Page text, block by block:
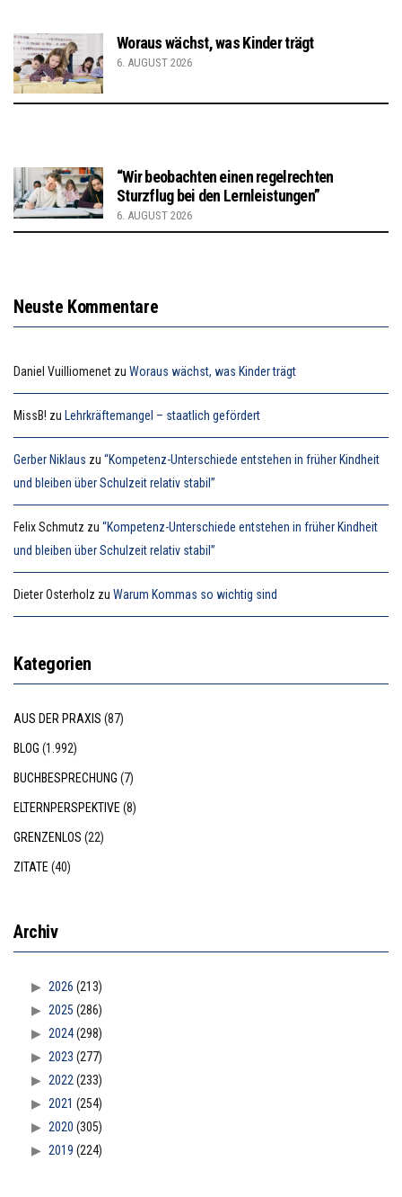
Woraus wächst, was Kinder trägt
6. AUGUST 2026
“Wir beobachten einen regelrechten
Sturzflug bei den Lernleistungen”
6. AUGUST 2026
Neuste Kommentare
Daniel Vuilliomenet zu Woraus wächst, was Kinder trägt
MissB! zu Lehrkräftemangel – staatlich gefördert
Gerber Niklaus zu “Kompetenz-Unterschiede entstehen in früher Kindheit
und bleiben über Schulzeit relativ stabil”
Felix Schmutz zu “Kompetenz-Unterschiede entstehen in früher Kindheit
und bleiben über Schulzeit relativ stabil”
Dieter Osterholz zu Warum Kommas so wichtig sind
Kategorien
AUS DER PRAXIS (87)
BLOG (1.992)
BUCHBESPRECHUNG (7)
ELTERNPERSPEKTIVE(8)
GRENZENLOS (22)
ZITATE(40)
Archiv
2026 (213)
2025 (286)
2024(298)
2023 (277)
2022(233)
2021 (254)
2020 (305)
2019 (224)